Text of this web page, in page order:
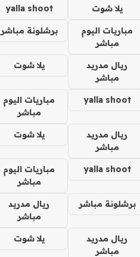
يلا شوت yalla shoot
مباريات اليوم
مباشر
برشلونة مباشر
ريال مدريد
مباشر
يلا شوت
yalla shoot
مباريات اليوم
مباشر
ريال مدريد
مباشر
يلا شوت
yalla shoot
مباريات اليوم
مباشر
برشلونة مباشر
ريال مدريد
مباشر
ريال مدريد
مباشر
يلا شوت